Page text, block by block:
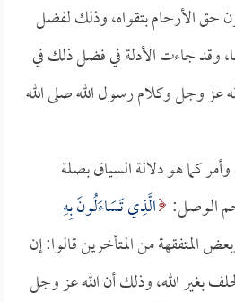
حق الأرحام بتقواه، وذلك لفضل
وقد جاءت الأدلة في فضل ذلك في
عز وجل وكلام رسول الله صلى الله
كما هو دلالة السياق بصلة
الوصل: الَّذِي تَسَاءَلُونَ بِهِ
وبعض المتفقهة من المتأخرين قالوا: إن
بغير الله، وذلك أن الله عز وجل